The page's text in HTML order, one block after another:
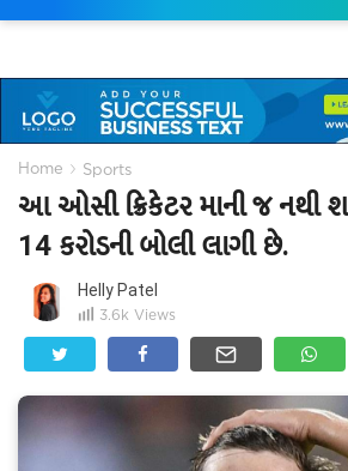
Home › Sports
આ ઓસી ક્રિકેટર માની જ નથી
14 કરોડની બોલી લાગી છે.
Helly Patel
3.6k Views